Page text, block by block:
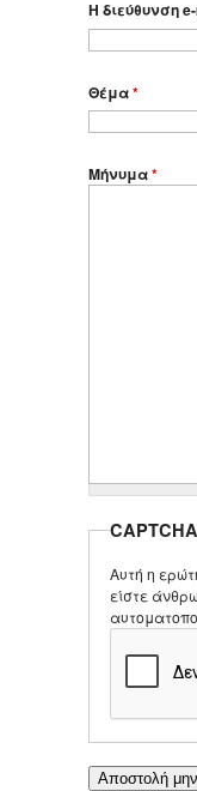
Η διεύθυνση
Θέμα*
Μήνυμα*
Αυτή η
είστε